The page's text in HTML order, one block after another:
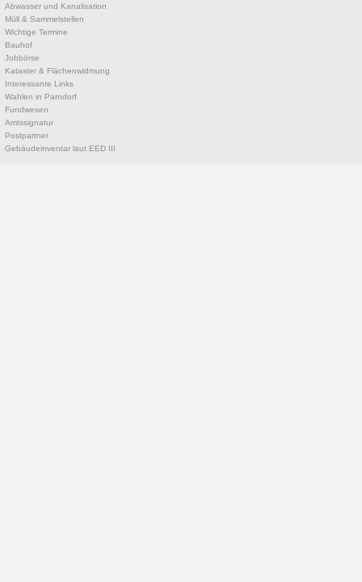
Abwasser und Kanalisation
Müll & Sammelstellen
Wichtige Termine
Bauhof
Jobbörse
Kataster & Flächenwidmung
Interessante Links
Wahlen in Parndorf
Fundwesen
Amtssignatur
Postpartner
Gebäudeinventar laut EED III